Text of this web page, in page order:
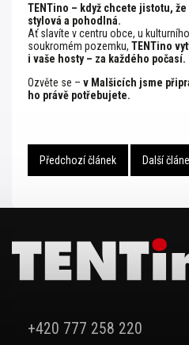
TENTino – když chcete jistotu,
stylová a pohodlná.
Ať slavíte v centru obce, u
soukromém pozemku, TENTino
i vaše hosty – za každého počasí.
Ozvěte se – v Malšicích jsme
ho právě potřebujete.
Předchozí článek Další
+420 777 258 220